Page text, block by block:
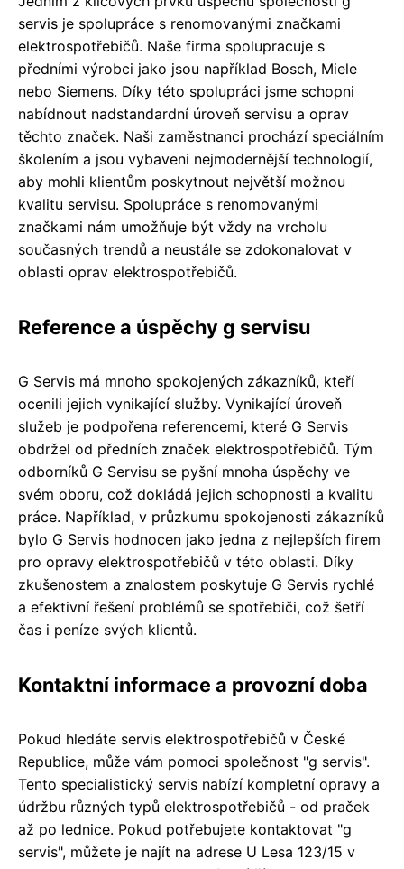
servis je spolupráce s renomovanými značkami
elektrospotřebičů. Naše firma spolupracuje s
předními výrobci jako jsou například Bosch, Miele
nebo Siemens. Díky této spolupráci jsme schopni
nabídnout nadstandardní úroveň servisu a oprav
těchto značek. Naši zaměstnanci prochází speciálním
školením a jsou vybaveni nejmodernější technologií,
aby mohli klientům poskytnout největší možnou
kvalitu servisu. Spolupráce s renomovanými
značkami nám umožňuje být vždy na vrcholu
současných trendů a neustále se zdokonalovat v
oblasti oprav elektrospotřebičů.
Reference a úspěchy g servisu
G Servis má mnoho spokojených zákazníků, kteří
ocenili jejich vynikající služby. Vynikající úroveň
služeb je podpořena referencemi, které G Servis
obdržel od předních značek elektrospotřebičů. Tým
odborníků G Servisu se pyšní mnoha úspěchy ve
svém oboru, což dokládá jejich schopnosti a kvalitu
práce. Například, v průzkumu spokojenosti zákazníků
bylo G Servis hodnocen jako jedna z nejlepších firem
pro opravy elektrospotřebičů v této oblasti. Díky
zkušenostem a znalostem poskytuje G Servis rychlé
a efektivní řešení problémů se spotřebiči, což šetří
čas i peníze svých klientů.
Kontaktní informace a provozní doba
Pokud hledáte servis elektrospotřebičů v České
Republice, může vám pomoci společnost "g servis".
Tento specialistický servis nabízí kompletní opravy a
údržbu různých typů elektrospotřebičů - od praček
až po lednice. Pokud potřebujete kontaktovat "g
servis", můžete je najít na adrese U Lesa 123/15 v